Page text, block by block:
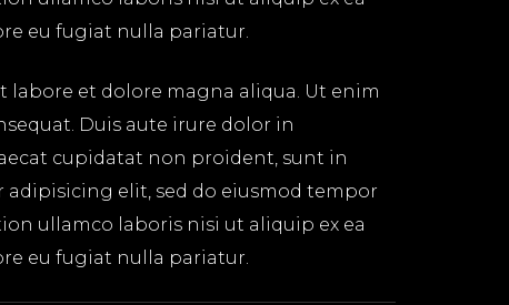
eu fugiat nulla pariatur.
et dolore magna aliqua. Ut enim
Duis aute irure dolor in
cupidatat non proident, sunt in
elit, sed do eiusmod tempor
ullamco laboris nisi ut aliquip ex ea
eu fugiat nulla pariatur.